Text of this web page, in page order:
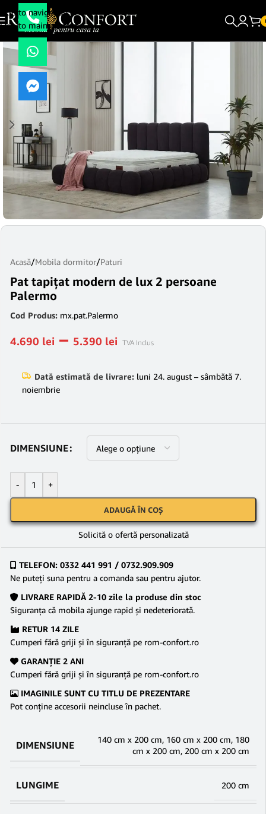
Skip to navigation
Skip to main content
Acasă/Mobila dormitor/Paturi
Pat tapițat modern de lux 2 persoane
Palermo
Cod Produs: mx.pat.Palermo
4.690 lei – 5.390 lei TVA Inclus
Dată estimată de livrare: luni 24. august – sâmbătă 7.
noiembrie
DIMENSIUNE
- +
ADAUGĂ ÎN COȘ
Solicită o ofertă personalizată
TELEFON: 0332 441 991 / 0732.909.909
Ne puteţi suna pentru a comanda sau pentru ajutor.
LIVRARE RAPIDĂ 2-10 zile la produse din stoc
Siguranţa că mobila ajunge rapid şi nedeteriorată.
RETUR 14 ZILE
Cumperi fără griji şi în siguranţă pe rom-confort.ro
GARANŢIE 2 ANI
Cumperi fără griji şi în siguranţă pe rom-confort.ro
IMAGINILE SUNT CU TITLU DE PREZENTARE
Pot conține accesorii neincluse în pachet.
DIMENSIUNE 140 cm x 200 cm, 160 cm x 200 cm, 180
cm x 200 cm, 200 cm x 200 cm
LUNGIME 200 cm